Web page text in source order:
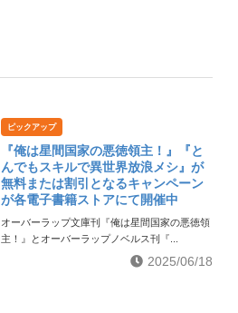
ピックアップ
『俺は星間国家の悪徳領主！』『と
んでもスキルで異世界放浪メシ』が
無料または割引となるキャンペーン
が各電子書籍ストアにて開催中
オーバーラップ文庫刊『俺は星間国家の悪徳領
主！』とオーバーラップノベルス刊『...
2025/06/18